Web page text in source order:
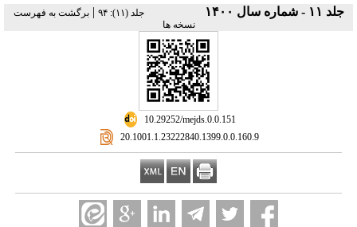
جلد ۱۱ - شماره سال ۱۴۰۰ ‫جلد (۱۱): ۹۴ |برگشت به فهرست
نسخه ها
‎ 10.29252/mejds.0.0.151
‎ 20.1001.1.23222840.1399.0.0.160.9